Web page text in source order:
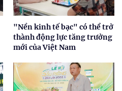
"Nền kinh tế bạc" có thể trở
thành động lực tăng trưởng
mới của Việt Nam